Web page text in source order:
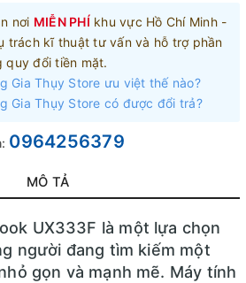
nơi MIỄN PHÍ khu vực Hồ Chí Minh -
trách kĩ thuật tư vấn và hỗ trợ phần
quy đổi tiền mặt.
Gia Thụy Store ưu việt thế nào?
Gia Thụy Store có được đổi trả?
0964256379
MÔ TẢ
UX333F là một lựa chọn
người đang tìm kiếm một
gọn và mạnh mẽ. Máy tính